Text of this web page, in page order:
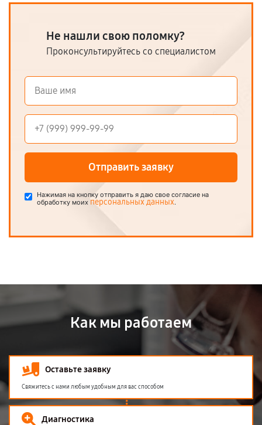
Не нашли свою поломку?
Проконсультируйтесь со специалистом
Отправить заявку
Нажимая на кнопку отправить я даю свое согласие на
обработку моих персональных данных.
Как мы работаем
Оставьте заявку
Свяжитесь с нами любым удобным для вас способом
Диагностика